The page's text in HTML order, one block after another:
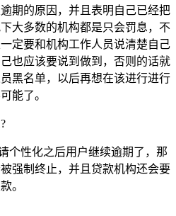
期的原因，并且表明自己已经把
大多数的机构都是只会罚息，不
定要和机构工作人员说清楚自己
也应该要说到做到，否则的话就
黑名单，以后再想在该进行进行
能了。
个性化之后用户继续逾期了，那
强制终止，并且贷款机构还会要
。